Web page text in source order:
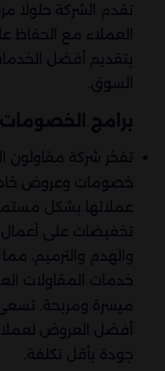
تقدم الشركة حلولًا
العملاء مع الحفاظ
بتقديم أفضل
السوق.
برامج
تفخر شركة مقاولون
خصومات وعروض
عملائها بشكل
تخفيضات على أعمال
والهدم والترميم،
خدمات المقاولات
ميسرة ومربحة. تسعى
أفضل العروض
جودة بأقل تكلفة.